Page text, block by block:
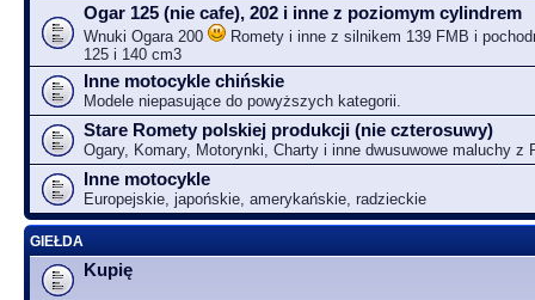
Ogar 125 (nie cafe), 202 i inne z poziomym cylindrem
Wnuki Ogara 200
Romety i inne z silnikem 139 FMB i
125 i 140 cm3
Inne motocykle chińskie
Modele niepasujące do powyższych kategorii.
Stare Romety polskiej produkcji (nie czterosuwy)
Ogary, Komary, Motorynki, Charty i inne dwusuwowe maluchy z
Inne motocykle
Europejskie, japońskie, amerykańskie, radzieckie
GIEŁDA
Kupię